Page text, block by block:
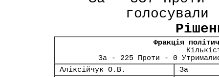
Фракція
За - 225 Проти - 0
Аліксійчук О.В.
За